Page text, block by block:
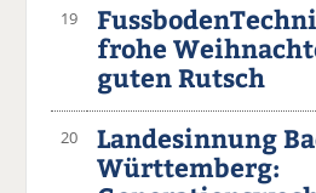
19
frohe
guten Rutsch
20
Landesinnung
Württemberg: